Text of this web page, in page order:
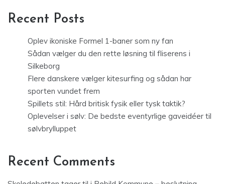
Recent Posts
Oplev ikoniske Formel 1-baner som ny fan
Sådan vælger du den rette løsning til fliserens i
Silkeborg
Flere danskere vælger kitesurfing og sådan har
sporten vundet frem
Spillets stil: Hård britisk fysik eller tysk taktik?
Oplevelser i sølv: De bedste eventyrlige gaveidéer til
sølvbrylluppet
Recent Comments